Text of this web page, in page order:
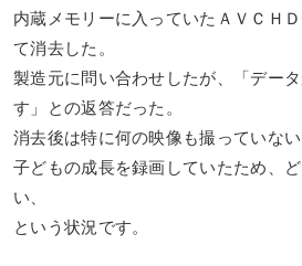
内蔵メモリーに入っていたＡＶＣＨ
て消去した。
製造元に問い合わせしたが、「デー
す」との返答だった。
消去後は特に何の映像も撮っていない
子どもの成長を録画していたため、
い、
という状況です。